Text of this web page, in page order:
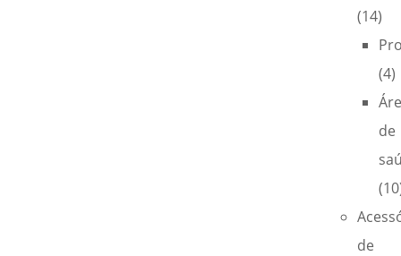
(14)
(4)
de
de